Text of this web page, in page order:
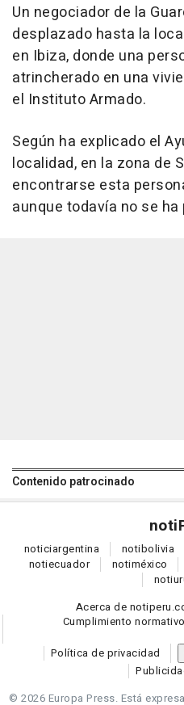
Un negociador de la
desplazado hasta la
en Ibiza, donde una
atrincherado en una
el Instituto Armado.
Según ha explicado el
localidad, en la zona de
encontrarse esta
aunque todavía no se
Contenido patrocinado
noti
noticiargentina notibolivia
notiecuador notiméxico
noti
Acerca de
Cumplimiento normativo
Política de privacidad
© 2026 Europa Press. Está